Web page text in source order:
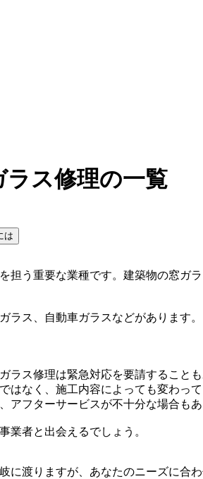
ラス修理の一覧
は
担う重要な業種です。建築物の窓ガ
ラス、自動車ガラスなどがありま
ラス修理は緊急対応を要請すること
はなく、施工内容によっても変わっ
アフターサービスが不十分な場合も
業者と出会えるでしょう。
に渡りますが、あなたのニーズに合わ